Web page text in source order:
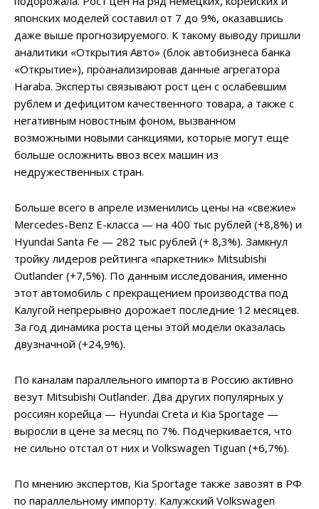
японских моделей составил от 7 до 9%, оказавшись
даже выше прогнозируемого. К такому выводу пришли
аналитики «Открытия Авто» (блок автобизнеса банка
«Открытие»), проанализировав данные агрегатора
Haraba. Эксперты связывают рост цен с ослабевшим
рублем и дефицитом качественного товара, а также с
негативным новостным фоном, вызванном
возможными новыми санкциями, которые могут еще
больше осложнить ввоз всех машин из
недружественных стран.
Больше всего в апреле изменились цены на «свежие»
Mercedes-Benz E-класса — на 400 тыс рублей (+8,8%) и
Hyundai Santa Fe — 282 тыс рублей (+ 8,3%). Замкнул
тройку лидеров рейтинга «паркетник» Mitsubishi
Outlander (+7,5%). По данным исследования, именно
этот автомобиль с прекращением производства под
Калугой непрерывно дорожает последние 12 месяцев.
За год динамика роста цены этой модели оказалась
двузначной (+24,9%).
По каналам параллельного импорта в Россию активно
везут Mitsubishi Outlander. Два других популярных у
россиян корейца — Hyundai Creta и Kia Sportage —
выросли в цене за месяц по 7%. Подчеркивается, что
не сильно отстал от них и Volkswagen Tiguan (+6,7%).
По мнению экспертов, Kia Sportage также завозят в РФ
по параллельному импорту. Калужский Volkswagen